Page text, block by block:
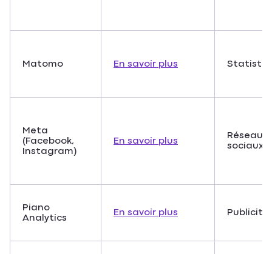
Matomo En savoir plus
Meta
(Facebook,
Instagram)
En savoir plus
Réseaux
sociaux
Piano
Analytics
En savoir plus Publicité